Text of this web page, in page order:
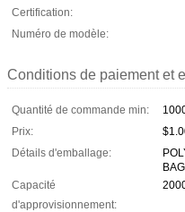
Certification:
Numéro de modèle:
Conditions de paiement et
Quantité de commande min:
Prix:
Détails d'emballage:
Capacité
d'approvisionnement: